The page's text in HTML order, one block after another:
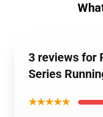
3 reviews for
Series
★★★★★